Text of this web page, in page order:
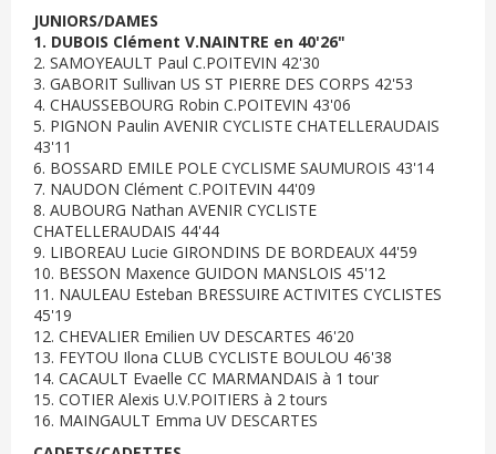
JUNIORS/DAMES
1. DUBOIS Clément V.NAINTRE en 40'26"
2. SAMOYEAULT Paul C.POITEVIN 42'30
3. GABORIT Sullivan US ST PIERRE DES CORPS 42'53
4. CHAUSSEBOURG Robin C.POITEVIN 43'06
5. PIGNON Paulin AVENIR CYCLISTE CHATELLERAUDAIS
43'11
6. BOSSARD EMILE POLE CYCLISME SAUMUROIS 43'14
7. NAUDON Clément C.POITEVIN 44'09
8. AUBOURG Nathan AVENIR CYCLISTE
CHATELLERAUDAIS 44'44
9. LIBOREAU Lucie GIRONDINS DE BORDEAUX 44'59
10. BESSON Maxence GUIDON MANSLOIS 45'12
11. NAULEAU Esteban BRESSUIRE ACTIVITES CYCLISTES
45'19
12. CHEVALIER Emilien UV DESCARTES 46'20
13. FEYTOU Ilona CLUB CYCLISTE BOULOU 46'38
14. CACAULT Evaelle CC MARMANDAIS à 1 tour
15. COTIER Alexis U.V.POITIERS à 2 tours
16. MAINGAULT Emma UV DESCARTES